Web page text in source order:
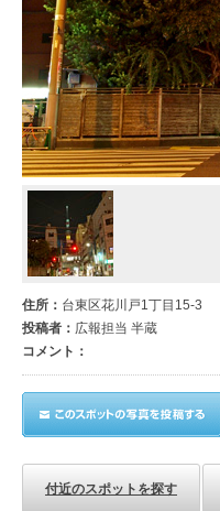
住所： 台東区花川戸1丁目15-3
投稿者： 広報担当 半蔵
コメント：
付近のスポットを探す